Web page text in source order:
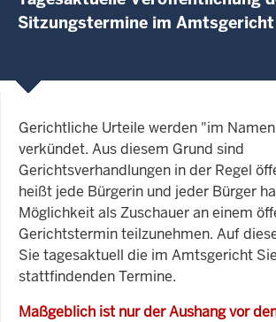
Sitzungstermine im
Gerichtliche Urteile werden "im
verkündet. Aus diesem Grund sind
Gerichtsverhandlungen in der Regel
heißt jede Bürgerin und jeder Bürger
Möglichkeit als Zuschauer an einem
Gerichtstermin teilzunehmen. Auf
Sie tagesaktuell die im Amtsgericht
stattfindenden Termine.
Maßgeblich ist nur der Aushang vor